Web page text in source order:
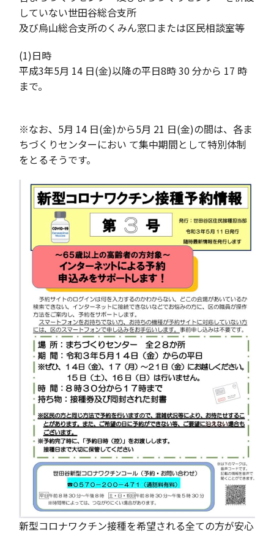
していない世田谷総合支所
及び烏山総合支所のくみん窓口または区民相談室等
(1)日時
平成3年5月 14 日(金)以降の平日8時 30 分から 17 時
まで。
※なお、5月 14 日(金)から5月 21 日(金)の間は、各ま
ちづくりセンターにおい て集中期間として特別体制
をとるそうです。
新型コロナワクチン接種を希望される全ての方が安心